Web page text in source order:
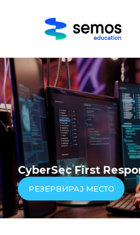
CyberSec First
РЕЗЕРВИРАЈ МЕСТО